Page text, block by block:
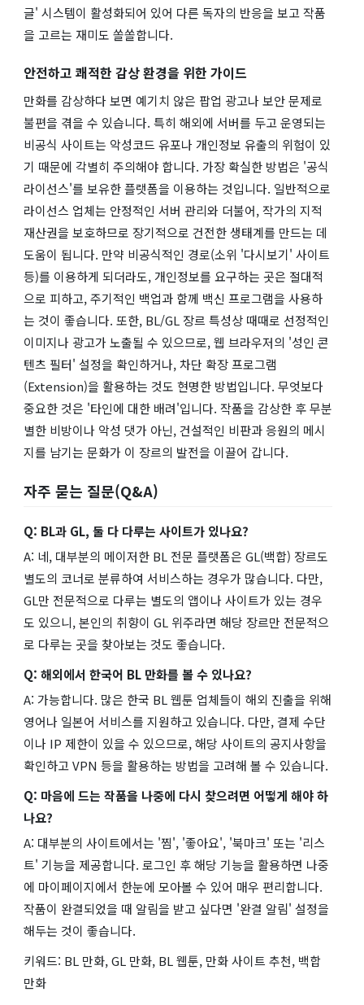
글' 시스템이 활성화되어 있어 다른 독자의 반응을 보고 작품
을 고르는 재미도 쏠쏠합니다.
안전하고 쾌적한 감상 환경을 위한 가이드
만화를 감상하다 보면 예기치 않은 팝업 광고나 보안 문제로
불편을 겪을 수 있습니다. 특히 해외에 서버를 두고 운영되는
비공식 사이트는 악성코드 유포나 개인정보 유출의 위험이 있
기 때문에 각별히 주의해야 합니다. 가장 확실한 방법은 '공식
라이선스'를 보유한 플랫폼을 이용하는 것입니다. 일반적으로
라이선스 업체는 안정적인 서버 관리와 더불어, 작가의 지적
재산권을 보호하므로 장기적으로 건전한 생태계를 만드는 데
도움이 됩니다. 만약 비공식적인 경로(소위 '다시보기' 사이트
등)를 이용하게 되더라도, 개인정보를 요구하는 곳은 절대적
으로 피하고, 주기적인 백업과 함께 백신 프로그램을 사용하
는 것이 좋습니다. 또한, BL/GL 장르 특성상 때때로 선정적인
이미지나 광고가 노출될 수 있으므로, 웹 브라우저의 '성인 콘
텐츠 필터' 설정을 확인하거나, 차단 확장 프로그램
(Extension)을 활용하는 것도 현명한 방법입니다. 무엇보다
중요한 것은 '타인에 대한 배려'입니다. 작품을 감상한 후 무분
별한 비방이나 악성 댓가 아닌, 건설적인 비판과 응원의 메시
지를 남기는 문화가 이 장르의 발전을 이끌어 갑니다.
자주 묻는 질문(Q&A)
Q: BL과 GL, 둘 다 다루는 사이트가 있나요?
A: 네, 대부분의 메이저한 BL 전문 플랫폼은 GL(백합) 장르도
별도의 코너로 분류하여 서비스하는 경우가 많습니다. 다만,
GL만 전문적으로 다루는 별도의 앱이나 사이트가 있는 경우
도 있으니, 본인의 취향이 GL 위주라면 해당 장르만 전문적으
로 다루는 곳을 찾아보는 것도 좋습니다.
Q: 해외에서 한국어 BL 만화를 볼 수 있나요?
A: 가능합니다. 많은 한국 BL 웹툰 업체들이 해외 진출을 위해
영어나 일본어 서비스를 지원하고 있습니다. 다만, 결제 수단
이나 IP 제한이 있을 수 있으므로, 해당 사이트의 공지사항을
확인하고 VPN 등을 활용하는 방법을 고려해 볼 수 있습니다.
Q: 마음에 드는 작품을 나중에 다시 찾으려면 어떻게 해야 하
나요?
A: 대부분의 사이트에서는 '찜', '좋아요', '북마크' 또는 '리스
트' 기능을 제공합니다. 로그인 후 해당 기능을 활용하면 나중
에 마이페이지에서 한눈에 모아볼 수 있어 매우 편리합니다.
작품이 완결되었을 때 알림을 받고 싶다면 '완결 알림' 설정을
해두는 것이 좋습니다.
키워드: BL 만화, GL 만화, BL 웹툰, 만화 사이트 추천, 백합
만화